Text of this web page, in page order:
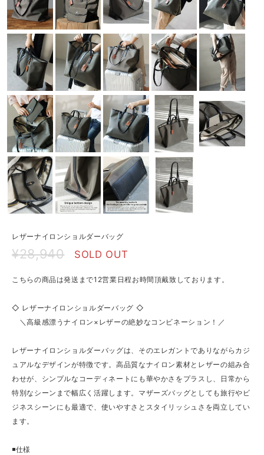
レザーナイロンショルダーバッグ
¥28,940 SOLD OUT
こちらの商品は発送まで12営業日程お時間頂戴致しております。
◇ レザーナイロンショルダーバッグ ◇
＼高級感漂うナイロン×レザーの絶妙なコンビネーション！／
レザーナイロンショルダーバッグは、そのエレガントでありながらカジ
ュアルなデザインが特徴です。高品質なナイロン素材とレザーの組み合
わせが、シンプルなコーディネートにも華やかさをプラスし、日常から
特別なシーンまで幅広く活躍します。マザーズバッグとしても旅行やビ
ジネスシーンにも最適で、使いやすさとスタイリッシュさを両立してい
ます。
◾️仕様